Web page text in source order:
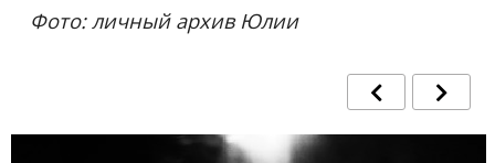
Фото: личный архив Юлии